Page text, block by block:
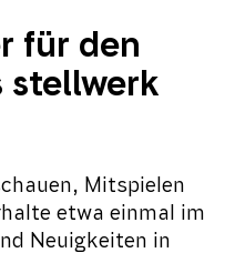
für den
stellwerk
Mitspielen
etwa einmal im
Neuigkeiten in